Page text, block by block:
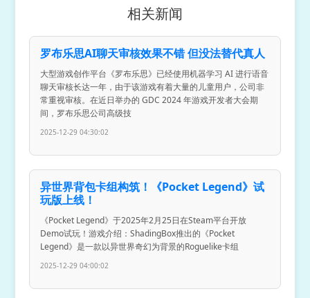
相关新闻
罗布乐思AI聊天审核效果不错 但没法替代真人
大型游戏创作平台《罗布乐思》已经使用机器学习 AI 进行语音
聊天审核长达一年，由于该游戏有着大量的儿童用户，公司非
常重视审核。在近日举办的 GDC 2024 年游戏开发者大会期
间，罗布乐思公司高级技
2025-12-29 04:30:02
异世界背包卡组构筑！《Pocket Legend》试
玩版上线！
《Pocket Legend》于2025年2月25日在Steam平台开放
Demo试玩！游戏介绍：ShadingBox推出的《Pocket
Legend》是一款以异世界奇幻为背景的Roguelike卡组
2025-12-29 04:00:02